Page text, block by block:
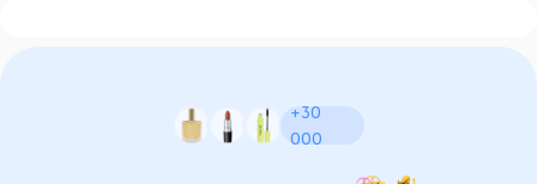
+30
000